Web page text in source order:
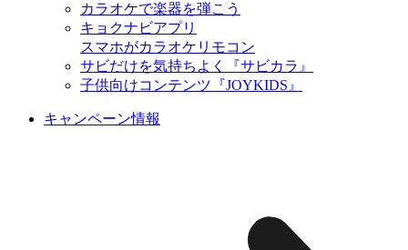
カラオケで楽器を弾こう
キョクナビアプリ
スマホがカラオケリモコン
サビだけを気持ちよく『サビカラ』
子供向けコンテンツ『JOYKIDS』
キャンペーン情報